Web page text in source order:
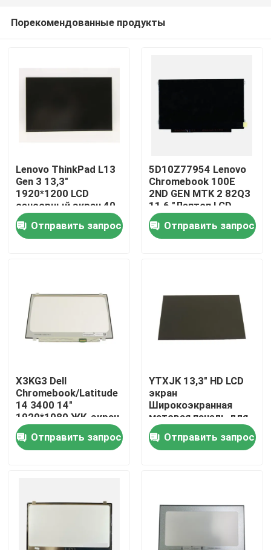
Дома
О Компании
Продукция
Замена экрана Lenovo LCD
Замена экрана Dell LCD
Замена экрана LCD Acer
Замена экрана Macbook LCD
Порекомендованные продукты
Lenovo ThinkPad L13
Gen 3 13,3"
1920*1200 LCD
сенсорный экран 40
пин Узкий R133NW4K
R0 Отправить запрос
5D10Z77954 Lenovo
Chromebook 100E
2ND GEN MTK 2 82Q3
11,6 "Лептоп LCD
светодиодный экран
Отправить запрос
X3KG3 Dell
Chromebook/Latitude
14 3400 14"
1920*1080 ЖК-экран
Матовая панель
Отправить запрос
YTXJK 13,3" HD LCD
экран
Широкоэкранная
матовая панель для
Dell OEM Latitude
5300/7300
NT133WHM-N61
Отправить запрос